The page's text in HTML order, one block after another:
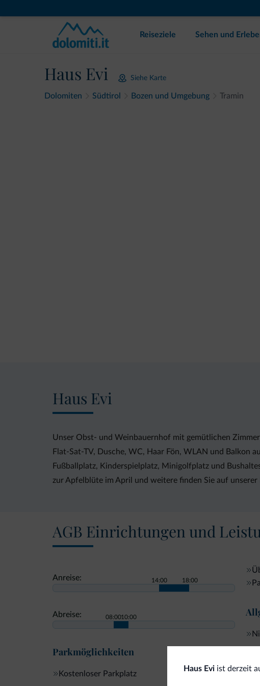
Reiseziele Sehen und
Haus Evi Siehe Karte
Dolomiten Südtirol Bozen und Umgebung Tramin
Haus Evi
Unser Obst- und Weinbauernhof mit gemütlichen
Flat-Sat-TV, Dusche, WC, Haar Fön, WLAN und Balkon
Fußballplatz, Kinderspielplatz, Minigolfplatz und
zur Apfelblüte im April und weitere finden Sie auf unserer
AGB Einrichtungen und
Anreise: 14:00 18:00
Abreise: 08:0010:00
Parkmöglichkeiten
Kostenloser Parkplatz
Haus Evi ist derzeit